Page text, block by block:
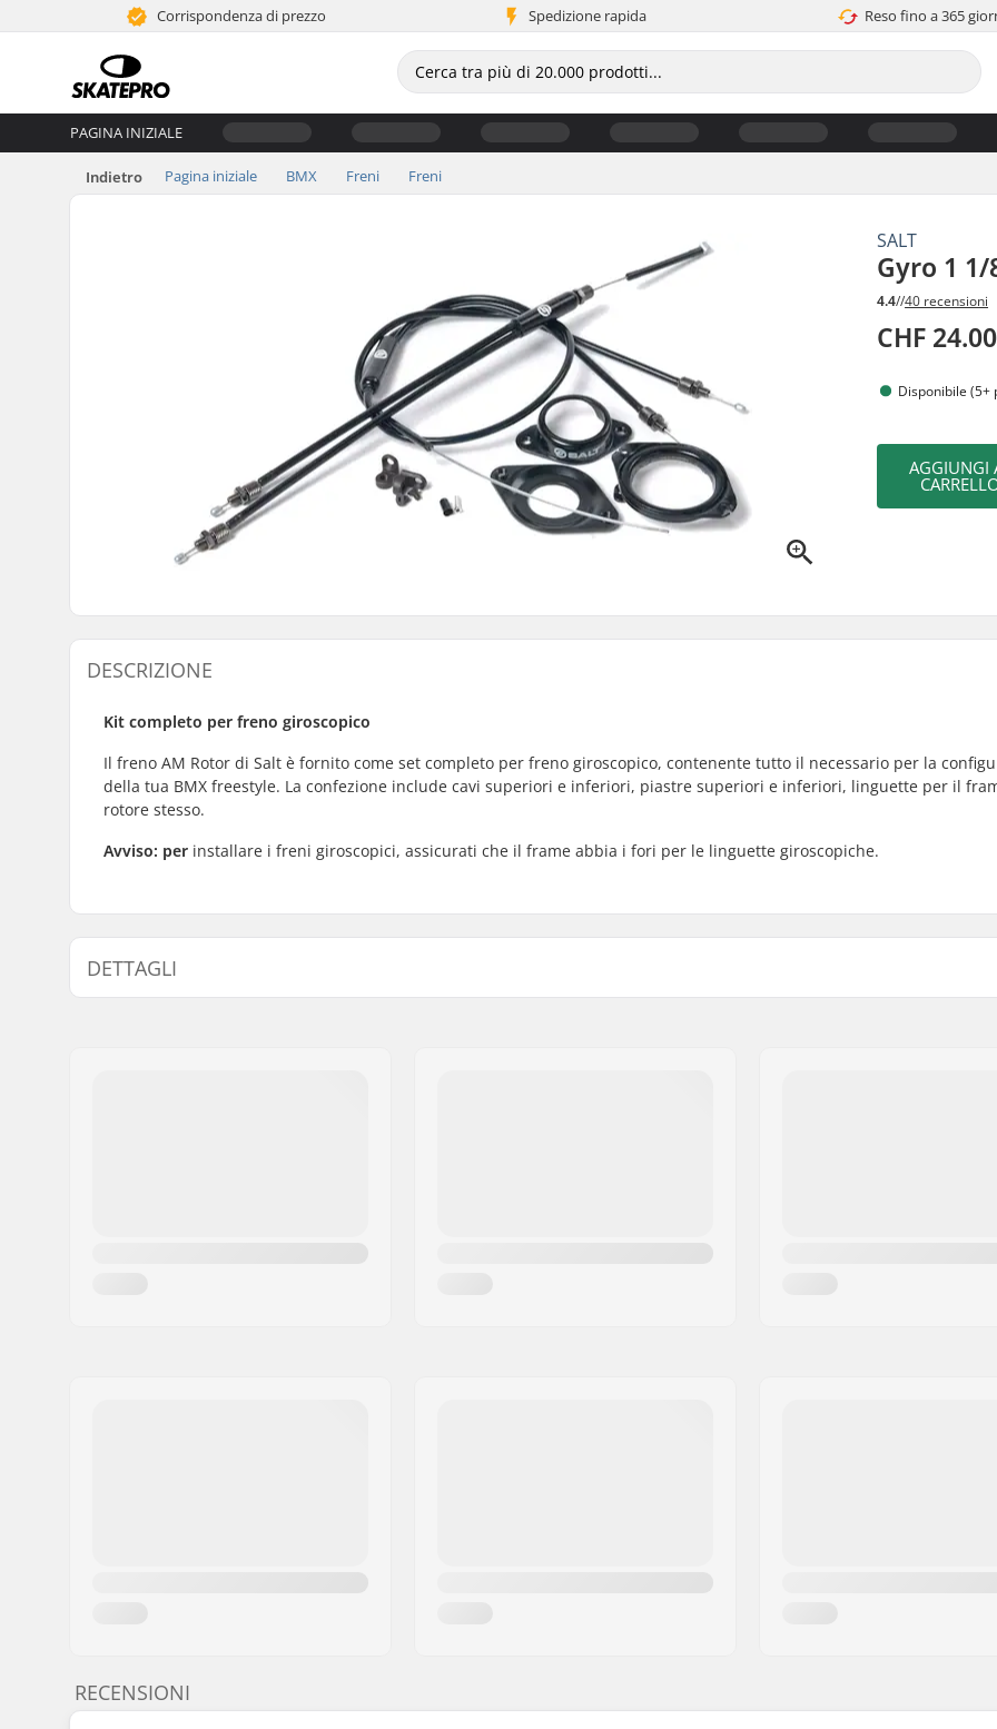
Corrispondenza di prezzo Spedizione rapida Reso fino a 365
PAGINA INIZIALE
Indietro Pagina iniziale BMX Freni Freni
SALT
Gyro 1
4.4//40 recensioni
CHF 24.00
Disponibile (5+
AGGIUNGI
DESCRIZIONE
Kit completo per freno giroscopico
Il freno AM Rotor di Salt è fornito come set completo per freno giroscopico, contenente tutto il necessario per la
della tua BMX freestyle. La confezione include cavi superiori e inferiori, piastre superiori e inferiori, linguette per il
rotore stesso.
Avviso: per installare i freni giroscopici, assicurati che il frame abbia i fori per le linguette giroscopiche.
DETTAGLI
RECENSIONI